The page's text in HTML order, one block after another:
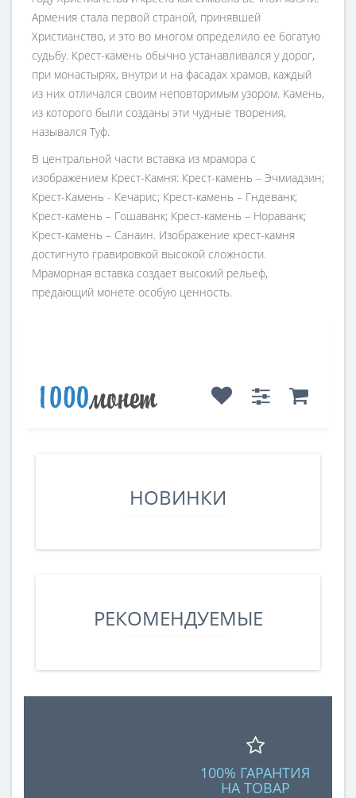
Армения стала первой страной, принявшей
Христианство, и это во многом определило ее богатую
судьбу. Крест-камень обычно устанавливался у дорог,
при монастырях, внутри и на фасадах храмов, каждый
из них отличался своим неповторимым узором. Камень,
из которого были созданы эти чудные творения,
назывался Туф.
В центральной части вставка из мрамора с
изображением Крест-Камня: Крест-камень – Эчмиадзин;
Крест-Камень - Кечарис; Крест-камень – Гндеванк;
Крест-камень – Гошаванк; Крест-камень – Нораванк;
Крест-камень – Санаин. Изображение крест-камня
достигнуто гравировкой высокой сложности.
Мраморная вставка создает высокий рельеф,
предающий монете особую ценность.
НОВИНКИ
РЕКОМЕНДУЕМЫЕ
100% ГАРАНТИЯ
НА ТОВАР